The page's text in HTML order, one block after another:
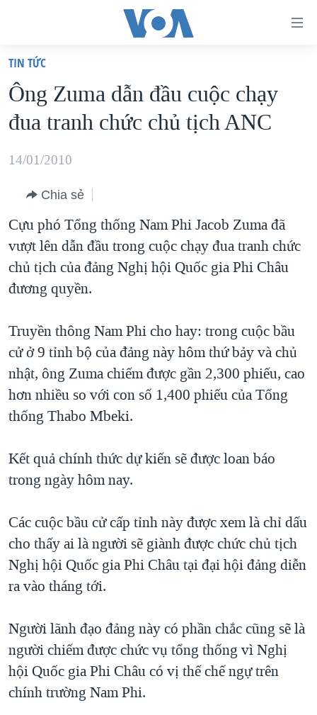
truy
cập
Tới
dung
chính
điều
hướng
chính
Đi
"Tìm"
TRANG CHỦ
VIỆT NAM
HOA KỲ
BIỂN ĐÔNG
BLOG
DIỄN ĐÀN
MỤC
TỰ DO BÁO CHÍ
NGƯỜI VIỆT HẢI NGOẠI
ĐỜI SỐNG
KINH TẾ
KHOA HỌC
VĂN HOÁ
THỂ THAO
CHUYÊN ĐỀ
HÀNH TRÌNH BẦU CỬ 2024
MỘT NĂM CHIẾN TRANH TẠI DẢI GAZA
GIẢI MÃ VÀNH ĐAI & CON ĐƯỜNG
NGÀY TỊ NẠN THẾ GIỚI
GROUND ZERO – XƯA VÀ NAY
CÁC GIÁ TRỊ CỘNG HÒA Ở VIỆT NAM
THƯỢNG ĐỈNH TRUMP-KIM TẠI VIỆT NAM
TRỊNH VĨNH BÌNH VS. CHÍNH PHỦ VIỆT NAM
BÊN KIA QUỐC LỘ: TIẾNG VỌNG TỪ NÔNG THÔN MỸ
QUAN HỆ VIỆT MỸ
VIDEO
NGHE
MẠNG XÃ HỘI
Ngôn ngữ khác
TIN TỨC
Ông Zuma dẫn đầu cuộc chạy
đua tranh chức chủ tịch ANC
14/01/2010
Chia sẻ
Cựu phó Tổng thống Nam Phi Jacob Zuma đã
vượt lên dẫn đầu trong cuộc chạy đua tranh chức
chủ tịch của đảng Nghị hội Quốc gia Phi Châu
đương quyền.
Truyền thông Nam Phi cho hay: trong cuộc bầu
cử ở 9 tỉnh bộ của đảng này hôm thứ bảy và chủ
nhật, ông Zuma chiếm được gần 2,300 phiếu, cao
hơn nhiều so với con số 1,400 phiếu của Tổng
thống Thabo Mbeki.
Kết quả chính thức dự kiến sẽ được loan báo
trong ngày hôm nay.
Các cuộc bầu cử cấp tỉnh này được xem là chỉ dấu
cho thấy ai là người sẽ giành được chức chủ tịch
Nghị hội Quốc gia Phi Châu tại đại hội đảng diễn
ra vào tháng tới.
Người lãnh đạo đảng này có phần chắc cũng sẽ là
người chiếm được chức vụ tổng thống vì Nghị
hội Quốc gia Phi Châu có vị thế chế ngự trên
chính trường Nam Phi.